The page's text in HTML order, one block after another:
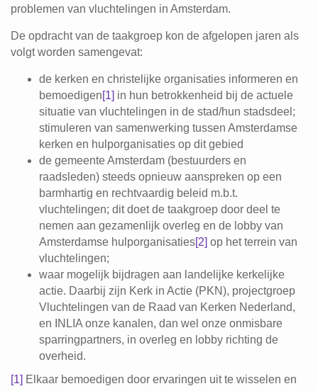
problemen van vluchtelingen in Amsterdam.
De opdracht van de taakgroep kon de afgelopen jaren als
volgt worden samengevat:
de kerken en christelijke organisaties informeren en
bemoedigen[1] in hun betrokkenheid bij de actuele
situatie van vluchtelingen in de stad/hun stadsdeel;
stimuleren van samenwerking tussen Amsterdamse
kerken en hulporganisaties op dit gebied
de gemeente Amsterdam (bestuurders en
raadsleden) steeds opnieuw aanspreken op een
barmhartig en rechtvaardig beleid m.b.t.
vluchtelingen; dit doet de taakgroep door deel te
nemen aan gezamenlijk overleg en de lobby van
Amsterdamse hulporganisaties[2] op het terrein van
vluchtelingen;
waar mogelijk bijdragen aan landelijke kerkelijke
actie. Daarbij zijn Kerk in Actie (PKN), projectgroep
Vluchtelingen van de Raad van Kerken Nederland,
en INLIA onze kanalen, dan wel onze onmisbare
sparringpartners, in overleg en lobby richting de
overheid.
[1] Elkaar bemoedigen door ervaringen uit te wisselen en